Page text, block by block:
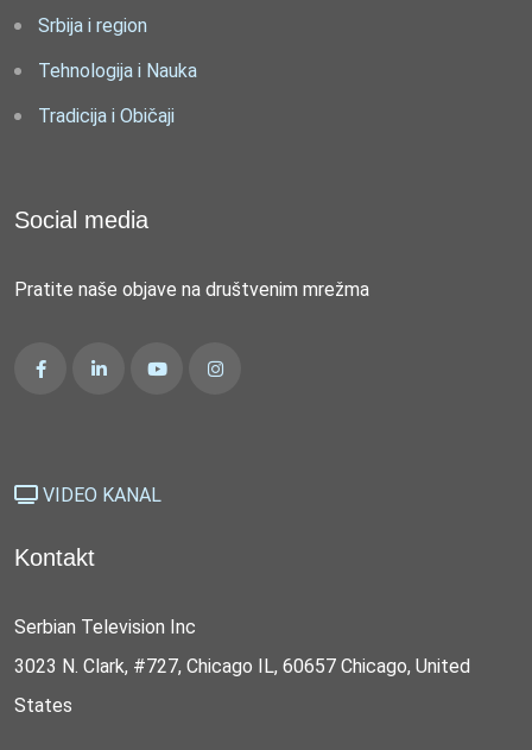
Srbija i region
Tehnologija i Nauka
Tradicija i Običaji
Social media
Pratite naše objave na društvenim mrežma
VIDEO KANAL
Kontakt
Serbian Television Inc
3023 N. Clark, #727, Chicago IL, 60657 Chicago, United
States